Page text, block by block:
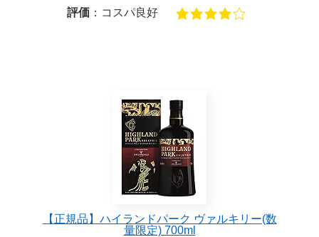
評価 ：コスパ良好
【正規品】ハイランドパーク ヴァルキリー(数
量限定) 700ml